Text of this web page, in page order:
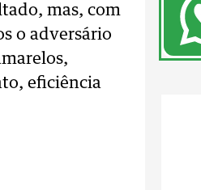
mas, com
o adversário
eficiência